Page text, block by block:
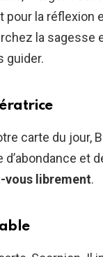
pour la réflexion
la sagesse
guider.
carte du jour,
et
vous librement.